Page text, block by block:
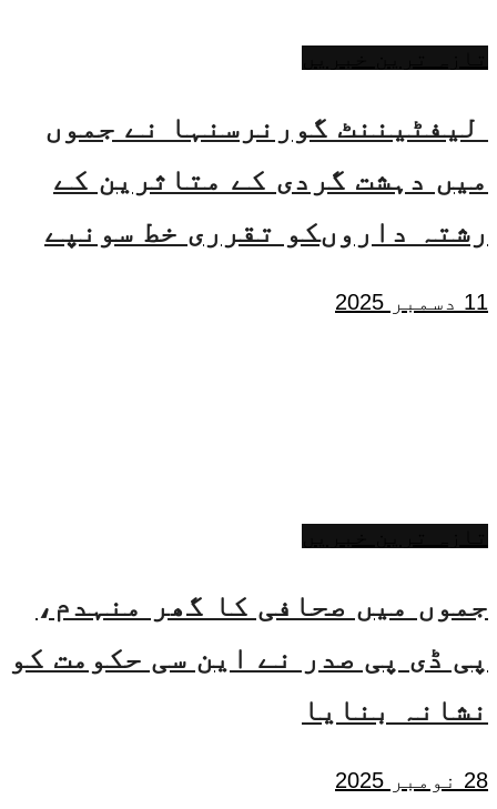
لیفٹیننٹ گورنرسنہا نے جموں
میں دہشت گردی کے متاثرین کے
رشتہ داروںکو تقرری خط سونپے
11 دسمبر 2025
جموں میں صحافی کا گھر منہدم،
پی ڈی پی صدر نے این سی حکومت کو
نشانہ بنایا
28 نومبر 2025